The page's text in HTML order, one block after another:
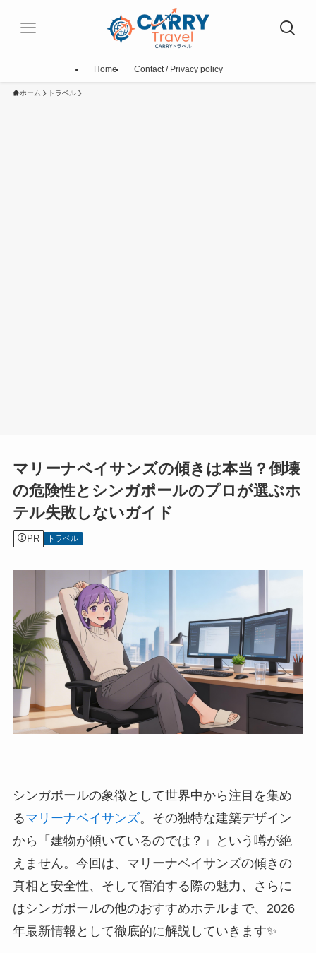
Home Contact / Privacy policy
ホーム トラベル
マリーナベイサンズの傾きは本当？倒壊
の危険性とシンガポールのプロが選ぶホ
テル失敗しないガイド
PR トラベル
シンガポールの象徴として世界中から注目を集め
るマリーナベイサンズ。その独特な建築デザイン
から「建物が傾いているのでは？」という噂が絶
えません。今回は、マリーナベイサンズの傾きの
真相と安全性、そして宿泊する際の魅力、さらに
はシンガポールの他のおすすめホテルまで、2026
年最新情報として徹底的に解説していきます✨